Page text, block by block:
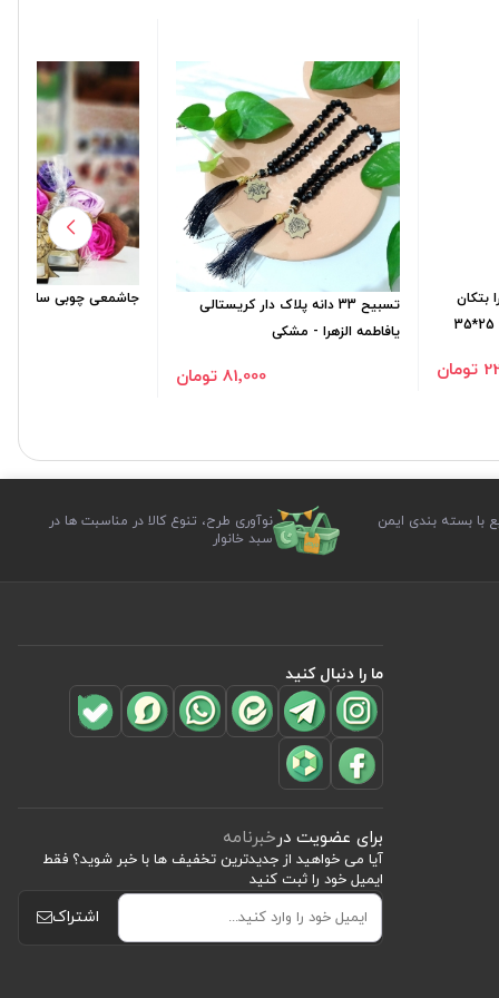
بتکان
تسبیح 33 دانه پلاک دار کریستالی
یافاطمه الزهرا - مشکی
81٬000 تومان
جاشمعی چوبی سلام بر
با بسته بندی ایمن
نوآوری طرح، تنوع کالا در مناسبت ها در
سبد خانوار
ما را دنبال کنید
برای عضویت درخبرنامه
آیا می خواهید از جدید‌ترین تخفیف‌ ها با‌ خبر شوید؟ فقط
ایمیل خود را ثبت کنید
اشتراک